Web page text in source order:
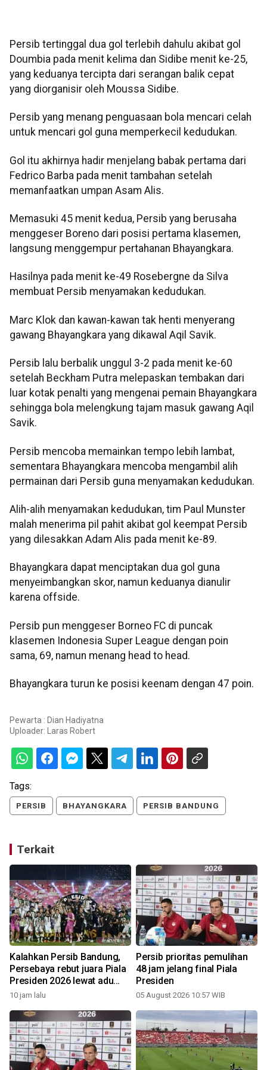
Persib tertinggal dua gol terlebih dahulu akibat gol
Doumbia pada menit kelima dan Sidibe menit ke-25,
yang keduanya tercipta dari serangan balik cepat
yang diorganisir oleh Moussa Sidibe.
Persib yang menang penguasaan bola mencari celah
untuk mencari gol guna memperkecil kedudukan.
Gol itu akhirnya hadir menjelang babak pertama dari
Fedrico Barba pada menit tambahan setelah
memanfaatkan umpan Asam Alis.
Memasuki 45 menit kedua, Persib yang berusaha
menggeser Boreno dari posisi pertama klasemen,
langsung menggempur pertahanan Bhayangkara.
Hasilnya pada menit ke-49 Rosebergne da Silva
membuat Persib menyamakan kedudukan.
Marc Klok dan kawan-kawan tak henti menyerang
gawang Bhayangkara yang dikawal Aqil Savik.
Persib lalu berbalik unggul 3-2 pada menit ke-60
setelah Beckham Putra melepaskan tembakan dari
luar kotak penalti yang mengenai pemain Bhayangkara
sehingga bola melengkung tajam masuk gawang Aqil
Savik.
Persib mencoba memainkan tempo lebih lambat,
sementara Bhayangkara mencoba mengambil alih
permainan dari Persib guna menyamakan kedudukan.
Alih-alih menyamakan kedudukan, tim Paul Munster
malah menerima pil pahit akibat gol keempat Persib
yang dilesakkan Adam Alis pada menit ke-89.
Bhayangkara dapat menciptakan dua gol guna
menyeimbangkan skor, namun keduanya dianulir
karena offside.
Persib pun menggeser Borneo FC di puncak
klasemen Indonesia Super League dengan poin
sama, 69, namun menang head to head.
Bhayangkara turun ke posisi keenam dengan 47 poin.
Pewarta : Dian Hadiyatna
Uploader: Laras Robert
Tags:
PERSIB BHAYANGKARA PERSIB BANDUNG
Terkait
Kalahkan Persib Bandung,
Persebaya rebut juara Piala
Presiden 2026 lewat adu
penalti
10 jam lalu
Persib prioritas pemulihan
48 jam jelang final Piala
Presiden
05 August 2026 10:57 WIB